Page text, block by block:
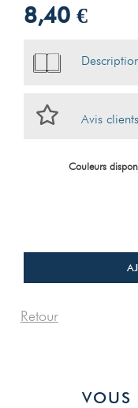
8,40 €
Avis clients
Couleurs
Retour
VOUS